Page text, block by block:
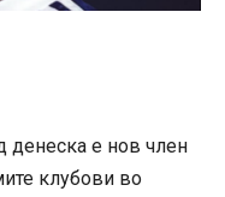
денеска е нов член
клубови во